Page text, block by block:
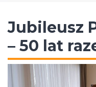
Jubileusz
– 50 lat